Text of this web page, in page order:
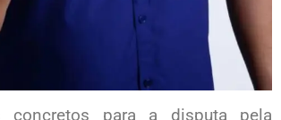
concretos para a disputa pela